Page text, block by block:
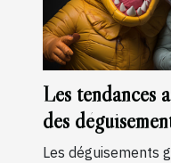
Les tendances
des
dinosaure
Les déguisements